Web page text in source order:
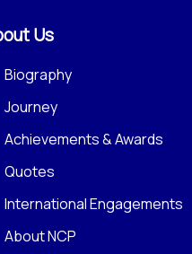
Us
Biography
Journey
Achievements & Awards
Quotes
International Engagements
About NCP